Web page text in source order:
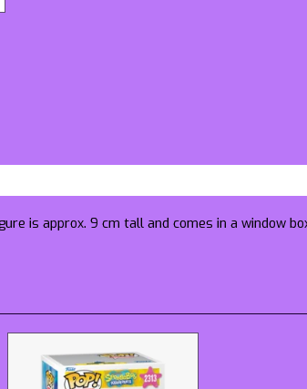
is approx. 9 cm tall and comes in a window